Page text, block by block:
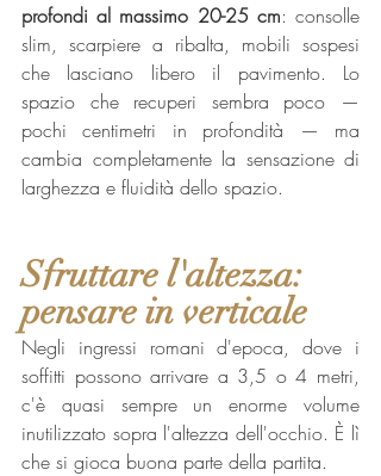
profondi al massimo 20-25 cm: consolle
slim, scarpiere a ribalta, mobili sospesi
che lasciano libero il pavimento. Lo
spazio che recuperi sembra poco —
pochi centimetri in profondità — ma
cambia completamente la sensazione di
larghezza e fluidità dello spazio.
Sfruttare l'altezza:
pensare in verticale
Negli ingressi romani d'epoca, dove i
soffitti possono arrivare a 3,5 o 4 metri,
c'è quasi sempre un enorme volume
inutilizzato sopra l'altezza dell'occhio. È lì
che si gioca buona parte della partita.